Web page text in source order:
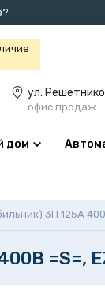
ул.
офис продаж
дом
3П 125А
=S=,